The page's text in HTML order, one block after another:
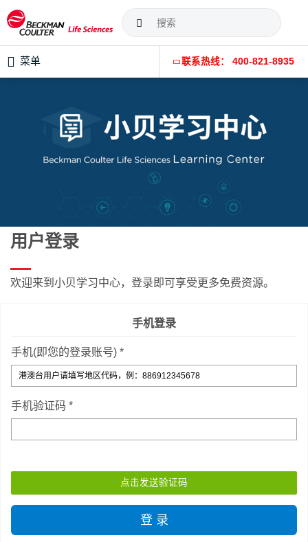
菜单 联系热线： 400-821-8935
用户登录
欢迎来到小贝学习中心，登录即可享受更多免费资源。
手机登录
手机(即您的登录账号) *
手机验证码 *